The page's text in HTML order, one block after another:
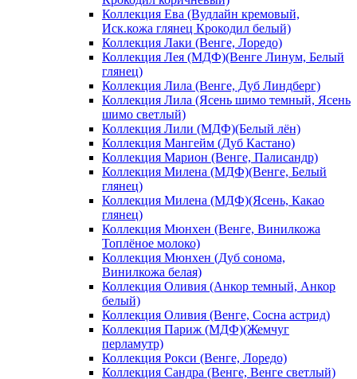
Коллекция Ева (Вудлайн кремовый,
Иск.кожа глянец Крокодил белый)
Коллекция Лаки (Венге, Лоредо)
Коллекция Лея (МДФ)(Венге Линум, Белый
глянец)
Коллекция Лила (Венге, Дуб Линдберг)
Коллекция Лила (Ясень шимо темный, Ясень
шимо светлый)
Коллекция Лили (МДФ)(Белый лён)
Коллекция Мангейм (Дуб Кастано)
Коллекция Марион (Венге, Палисандр)
Коллекция Милена (МДФ)(Венге, Белый
глянец)
Коллекция Милена (МДФ)(Ясень, Какао
глянец)
Коллекция Мюнхен (Венге, Винилкожа
Топлёное молоко)
Коллекция Мюнхен (Дуб сонома,
Винилкожа белая)
Коллекция Оливия (Анкор темный, Анкор
белый)
Коллекция Оливия (Венге, Сосна астрид)
Коллекция Париж (МДФ)(Жемчуг
перламутр)
Коллекция Рокси (Венге, Лоредо)
Коллекция Сандра (Венге, Венге светлый)